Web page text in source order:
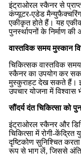
इंट्राओरल स्कैनर से
कंप्यूटर-एडेड
एकीकृत होते हैं। यह
पुनर्स्थापनों के निर्माण की
वास्तविक समय मुस्कान
चिकित्सक वास्तविक
स्कैनर का उपयोग कर
मुस्कुराहट देख सकते हैं।
उपचार योजना में विश्वास
सौंदर्य दंत चिकित्सा को
इंट्राओरल स्कैनर और
चिकित्सा में रोगी-
दृष्टिकोण सुनिश्चित
रूप से भाग लें, जिससे